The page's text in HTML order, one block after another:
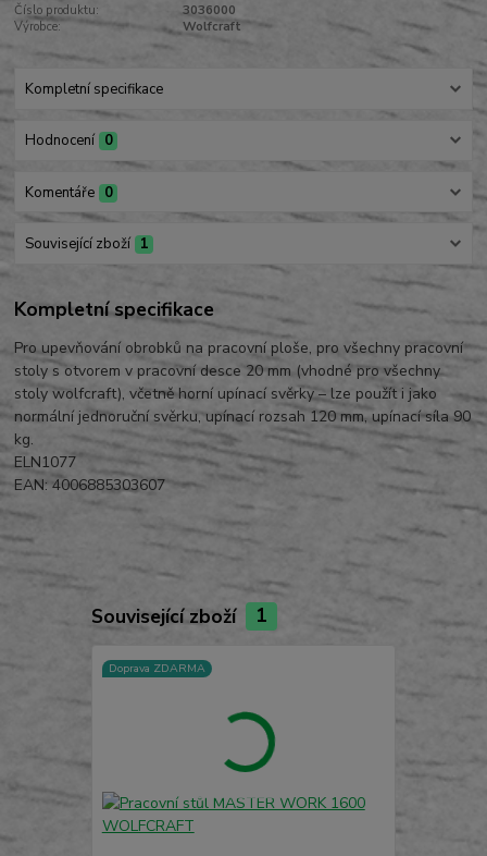
Číslo produktu:
3036000
Výrobce:
Wolfcraft
Kompletní specifikace
Hodnocení 0
Komentáře 0
Související zboží 1
Kompletní specifikace
Pro upevňování obrobků na pracovní ploše, pro všechny pracovní
stoly s otvorem v pracovní desce 20 mm (vhodné pro všechny
stoly wolfcraft), včetně horní upínací svěrky – lze použít i jako
normální jednoruční svěrku, upínací rozsah 120 mm, upínací síla 90
kg.
ELN1077
EAN: 4006885303607
Související zboží 1
Doprava ZDARMA